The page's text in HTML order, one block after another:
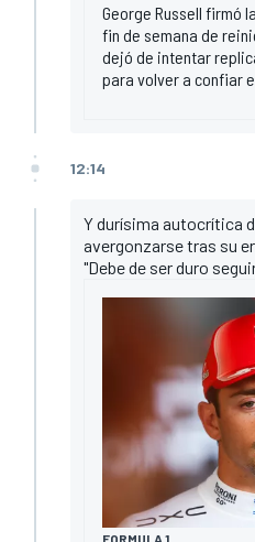
George Russell firmó
fin de semana de
dejó de intentar
para volver a confiar
12:14
Y durísima autocrítica
avergonzarse tras su
"Debe de ser duro
FORMULA 1